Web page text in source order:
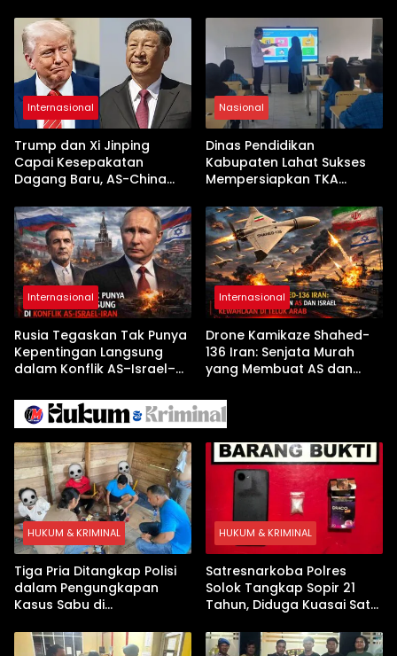
Internasional
Trump dan Xi Jinping
Capai Kesepakatan
Dagang Baru, AS-China
Jelang Kunjungan Beijing
Nasional
Dinas Pendidikan
Kabupaten Lahat Sukses
Mempersiapkan TKA
Pembekalan Latihan Soal
Tanpa Internet
Internasional
Rusia Tegaskan Tak Punya
Kepentingan Langsung
dalam Konflik AS–Israel–
Internasional
Drone Kamikaze Shahed-
136 Iran: Senjata Murah
yang Membuat AS dan
Arab
HUKUM & KRIMINAL
Tiga Pria Ditangkap Polisi
dalam Pengungkapan
Kasus Sabu di
Digital hingga Bong Disita
HUKUM & KRIMINAL
Satresnarkoba Polres
Solok Tangkap Sopir 21
Tahun, Diduga Kuasai Satu